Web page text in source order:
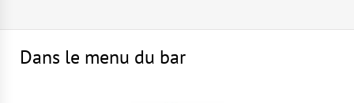
Dans le menu du bar